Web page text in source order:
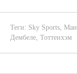
Теги: Sky Sports,
Дембеле, Тоттенхэм